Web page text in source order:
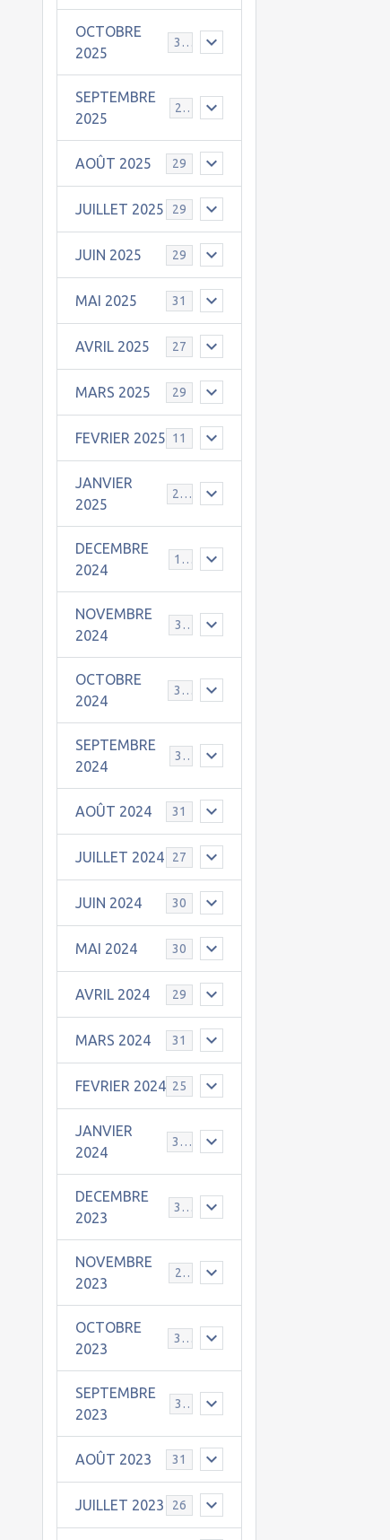
OCTOBRE
2025
31
SEPTEMBRE
2025
25
AOÛT 2025 29
JUILLET 2025 29
JUIN 2025 29
MAI 2025 31
AVRIL 2025 27
MARS 2025 29
FEVRIER 2025 11
JANVIER
2025
25
DECEMBRE
2024
19
NOVEMBRE
2024
30
OCTOBRE
2024
31
SEPTEMBRE
2024
30
AOÛT 2024 31
JUILLET 2024 27
JUIN 2024 30
MAI 2024 30
AVRIL 2024 29
MARS 2024 31
FEVRIER 2024 25
JANVIER
2024
30
DECEMBRE
2023
31
NOVEMBRE
2023
24
OCTOBRE
2023
31
SEPTEMBRE
2023
30
AOÛT 2023 31
JUILLET 2023 26